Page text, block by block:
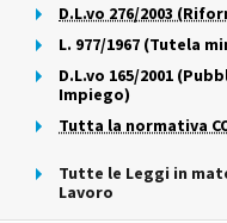
D.L.vo 276/2003
L. 977/1967 (Tutela
D.L.vo 165/2001
Impiego)
Tutta la normativa
Tutte le Leggi in
Lavoro